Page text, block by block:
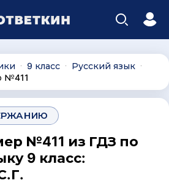
∙ 9 класс ∙ Русский язык ∙
№411
№411 из ГДЗ по
9 класс: